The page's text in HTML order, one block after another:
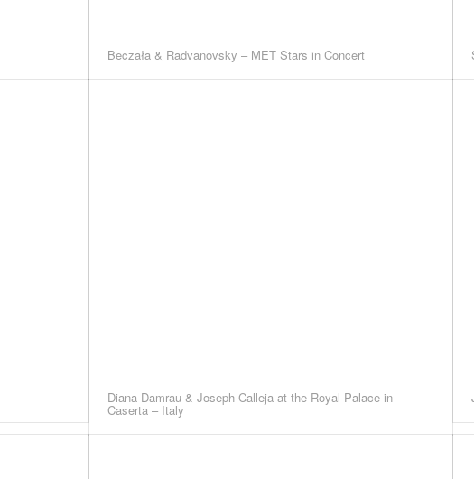
Beczała & Radvanovsky – MET Stars in Concert
Diana Damrau & Joseph Calleja at the Royal Palace in
Caserta – Italy